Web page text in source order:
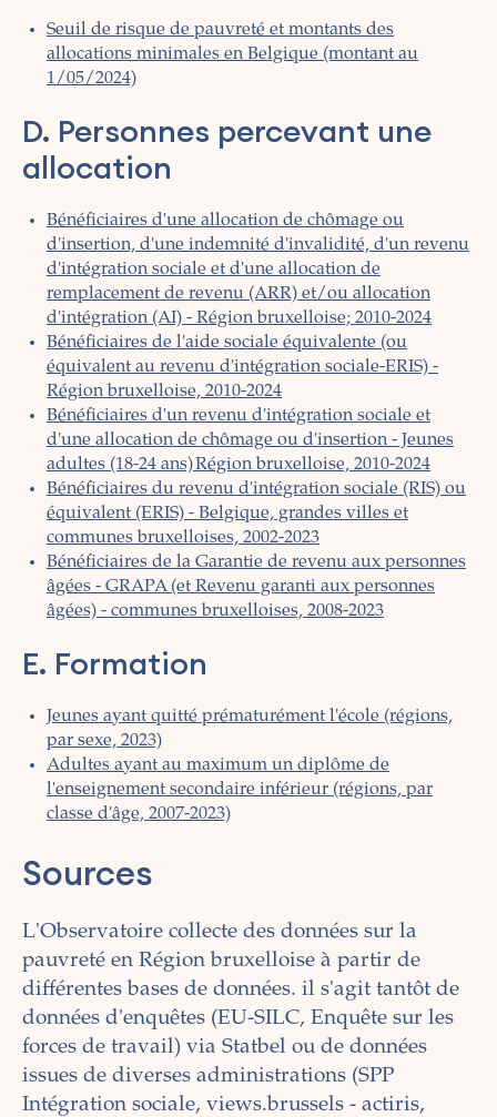
Seuil de risque de pauvreté et montants des
allocations minimales en Belgique (montant au
1/05/2024)
D. Personnes percevant une
allocation
Bénéficiaires d'une allocation de chômage ou
d'insertion, d'une indemnité d'invalidité, d'un revenu
d'intégration sociale et d'une allocation de
remplacement de revenu (ARR) et/ou allocation
d'intégration (AI) - Région bruxelloise; 2010-2024
Bénéficiaires de l'aide sociale équivalente (ou
équivalent au revenu d'intégration sociale-ERIS) -
Région bruxelloise, 2010-2024
Bénéficiaires d'un revenu d'intégration sociale et
d'une allocation de chômage ou d'insertion - Jeunes
adultes (18-24 ans) Région bruxelloise, 2010-2024
Bénéficiaires du revenu d'intégration sociale (RIS) ou
équivalent (ERIS) - Belgique, grandes villes et
communes bruxelloises, 2002-2023
Bénéficiaires de la Garantie de revenu aux personnes
âgées - GRAPA (et Revenu garanti aux personnes
âgées) - communes bruxelloises, 2008-2023
E. Formation
Jeunes ayant quitté prématurément l'école (régions,
par sexe, 2023)
Adultes ayant au maximum un diplôme de
l'enseignement secondaire inférieur (régions, par
classe d'âge, 2007-2023)
Sources
L'Observatoire collecte des données sur la
pauvreté en Région bruxelloise à partir de
différentes bases de données. il s'agit tantôt de
données d'enquêtes (EU-SILC, Enquête sur les
forces de travail) via Statbel ou de données
issues de diverses administrations (SPP
Intégration sociale, views.brussels - actiris,